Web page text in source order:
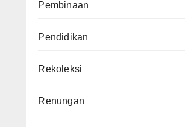
Pembinaan
Pendidikan
Rekoleksi
Renungan